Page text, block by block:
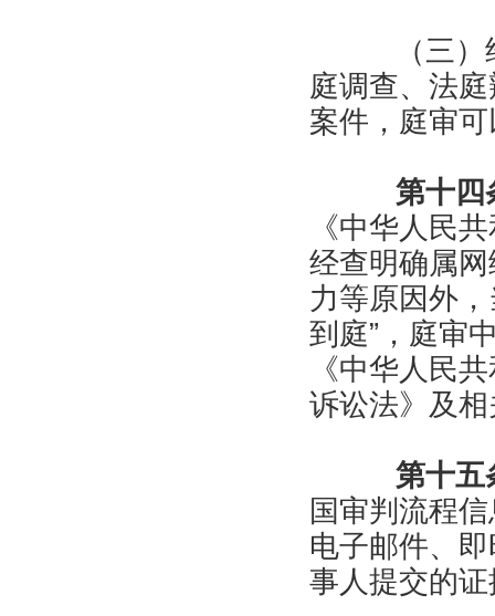
（三）经
庭调查、法
案件，庭审
第十四
《中华人民
经查明确属
力等原因外
到庭”，庭审
《中华人民
诉讼法》及
第十五
国审判流程
电子邮件、
事人提交的